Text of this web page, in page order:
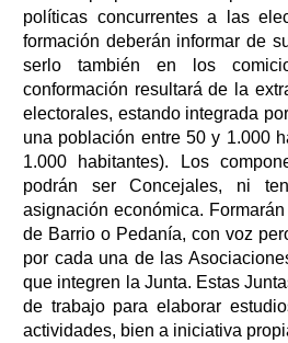
políticas concurrentes a las
formación deberán informar de
serlo también en los
conformación resultará de la
electorales, estando integrada
una población entre 50 y 1.000
1.000 habitantes). Los
podrán ser Concejales, ni
asignación económica.
de Barrio o Pedanía, con voz
por cada una de las
que integren la Junta. Estas
de trabajo para elaborar
actividades, bien a iniciativa